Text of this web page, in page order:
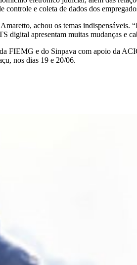
controle e coleta de dados dos
achou os temas indispensáveis.
digital apresentam muitas mudanças e
FIEMG e do Sinpava com apoio da
nos dias 19 e 20/06.